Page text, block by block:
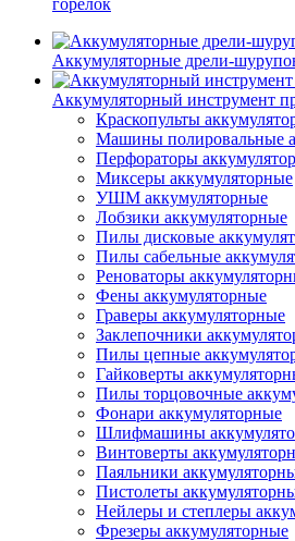
горелок
Аккумуляторные дрели-
Аккумуляторный инструмент
Краскопульты
Машины полировальные
Перфораторы
Миксеры аккумуляторные
УШМ аккумуляторные
Лобзики аккумуляторные
Пилы дисковые
Пилы сабельные
Реноваторы
Фены аккумуляторные
Граверы аккумуляторные
Заклепочники
Пилы цепные
Гайковерты
Пилы торцовочные
Фонари аккумуляторные
Шлифмашины
Винтоверты
Паяльники
Пистолеты
Нейлеры и степлеры
Фрезеры аккумуляторные